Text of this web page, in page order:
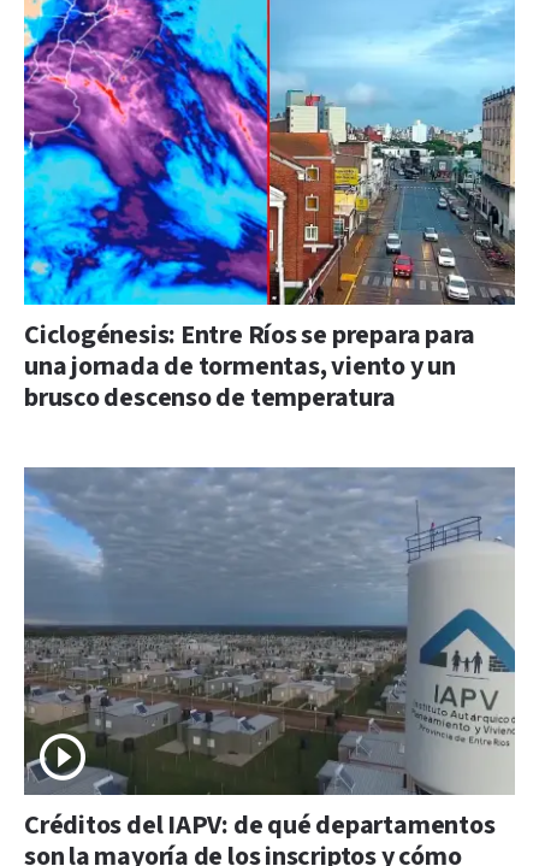
Ciclogénesis: Entre Ríos se prepara para
una jornada de tormentas, viento y un
brusco descenso de temperatura
Créditos del IAPV: de qué departamentos
son la mayoría de los inscriptos y cómo